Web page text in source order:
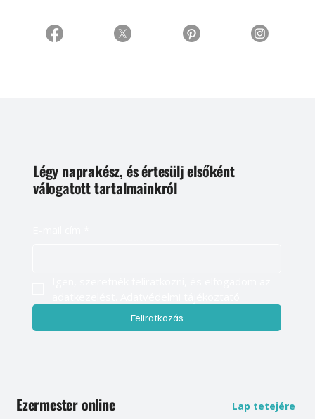
Légy naprakész, és értesülj elsőként
válogatott tartalmainkról
Feliratkozás
Ezermester online Lap tetejére